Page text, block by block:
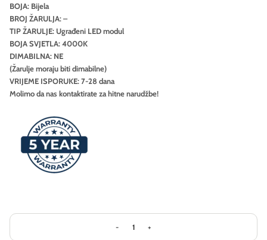
BOJA: Bijela
BROJ ŽARULJA: –
TIP ŽARULJE: Ugrađeni LED modul
BOJA SVJETLA: 4000K
DIMABILNA: NE
(Žarulje moraju biti dimabilne)
VRIJEME ISPORUKE: 7-28 dana
Molimo da nas kontaktirate za hitne narudžbe!
Visilica Ideal Lux OFFICE SP 4000K